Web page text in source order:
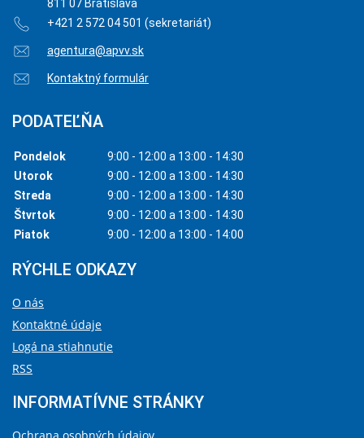
811 07 Bratislava
+421 2 572 04 501 (sekretariát)
agentura@apvv.sk
Kontaktný formulár
PODATEĽŇA
Pondelok
9:00 - 12:00 a 13:00 - 14:30
Utorok
9:00 - 12:00 a 13:00 - 14:30
Streda
9:00 - 12:00 a 13:00 - 14:30
Štvrtok
9:00 - 12:00 a 13:00 - 14:30
Piatok
9:00 - 12:00 a 13:00 - 14:00
RÝCHLE ODKAZY
O nás
Kontaktné údaje
Logá na stiahnutie
RSS
INFORMATÍVNE STRÁNKY